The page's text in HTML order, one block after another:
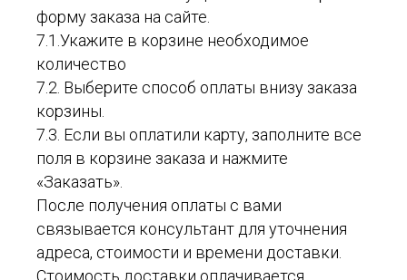
форму заказа на сайте.
7.1.Укажите в корзине необходимое
количество
7.2. Выберите способ оплаты внизу заказа
корзины.
7.3. Если вы оплатили карту, заполните все
поля в корзине заказа и нажмите
«Заказать».
После получения оплаты с вами
связывается консультант для уточнения
адреса, стоимости и времени доставки.
Стоимость доставки оплачивается